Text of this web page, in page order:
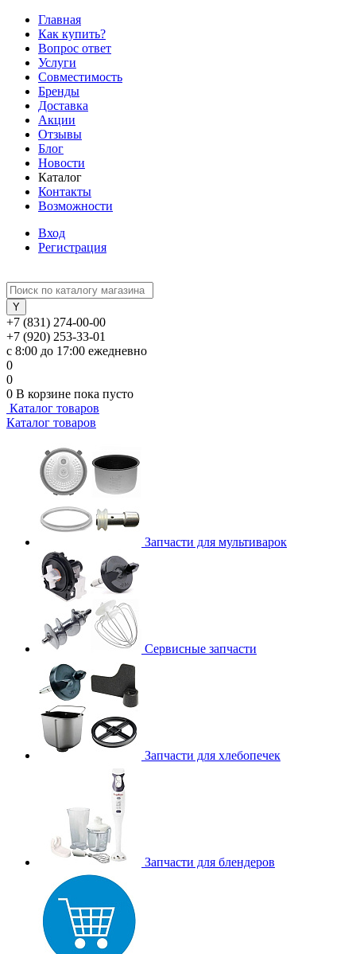
Главная
Как купить?
Вопрос ответ
Услуги
Совместимость
Бренды
Доставка
Акции
Отзывы
Блог
Новости
Каталог
Контакты
Возможности
Вход
Регистрация
+7 (831) 274-00-00
+7 (920) 253-33-01
с 8:00 до 17:00 ежедневно
0
0
0 В корзине пока пусто
Каталог товаров
Каталог товаров
Запчасти для мультиварок
Сервисные запчасти
Запчасти для хлебопечек
Запчасти для блендеров